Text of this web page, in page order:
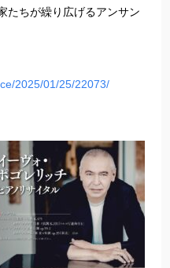
たちが繰り広げるアンサン
2025/01/25/22073/